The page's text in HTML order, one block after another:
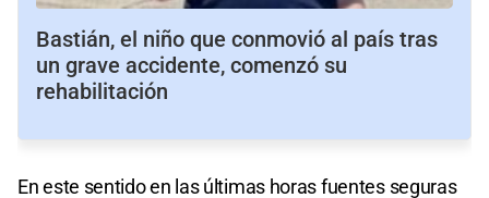
Bastián, el niño que conmovió al país tras
un grave accidente, comenzó su
rehabilitación
En este sentido en las últimas horas fuentes seguras